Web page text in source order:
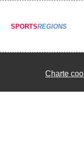
SPORTSREGIONS
Charte